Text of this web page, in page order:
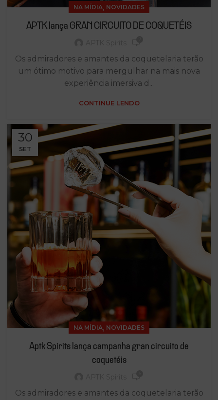
NA MÍDIA, NOVIDADES
APTK lança GRAN CIRCUITO DE COQUETÉIS
Os admiradores e amantes da coquetelaria terão
um ótimo motivo para mergulhar na mais nova
experiência imersiva d...
CONTINUE LENDO
30
SET
NA MÍDIA, NOVIDADES
Aptk Spirits lança campanha gran circuito de
coquetéis
Os admiradores e amantes da coquetelaria terão